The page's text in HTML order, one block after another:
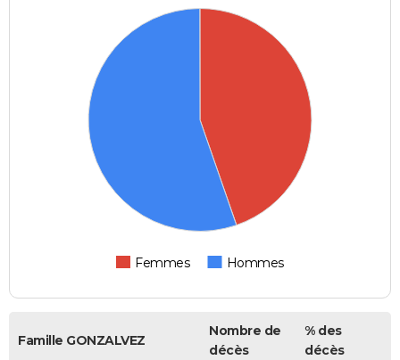
Femmes Hommes
Famille GONZALVEZ
Nombre de
décès
% des
décès